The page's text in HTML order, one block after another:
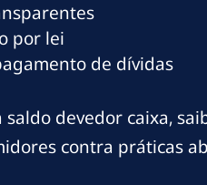
por lei
de dívidas
devedor caixa,
contra práticas